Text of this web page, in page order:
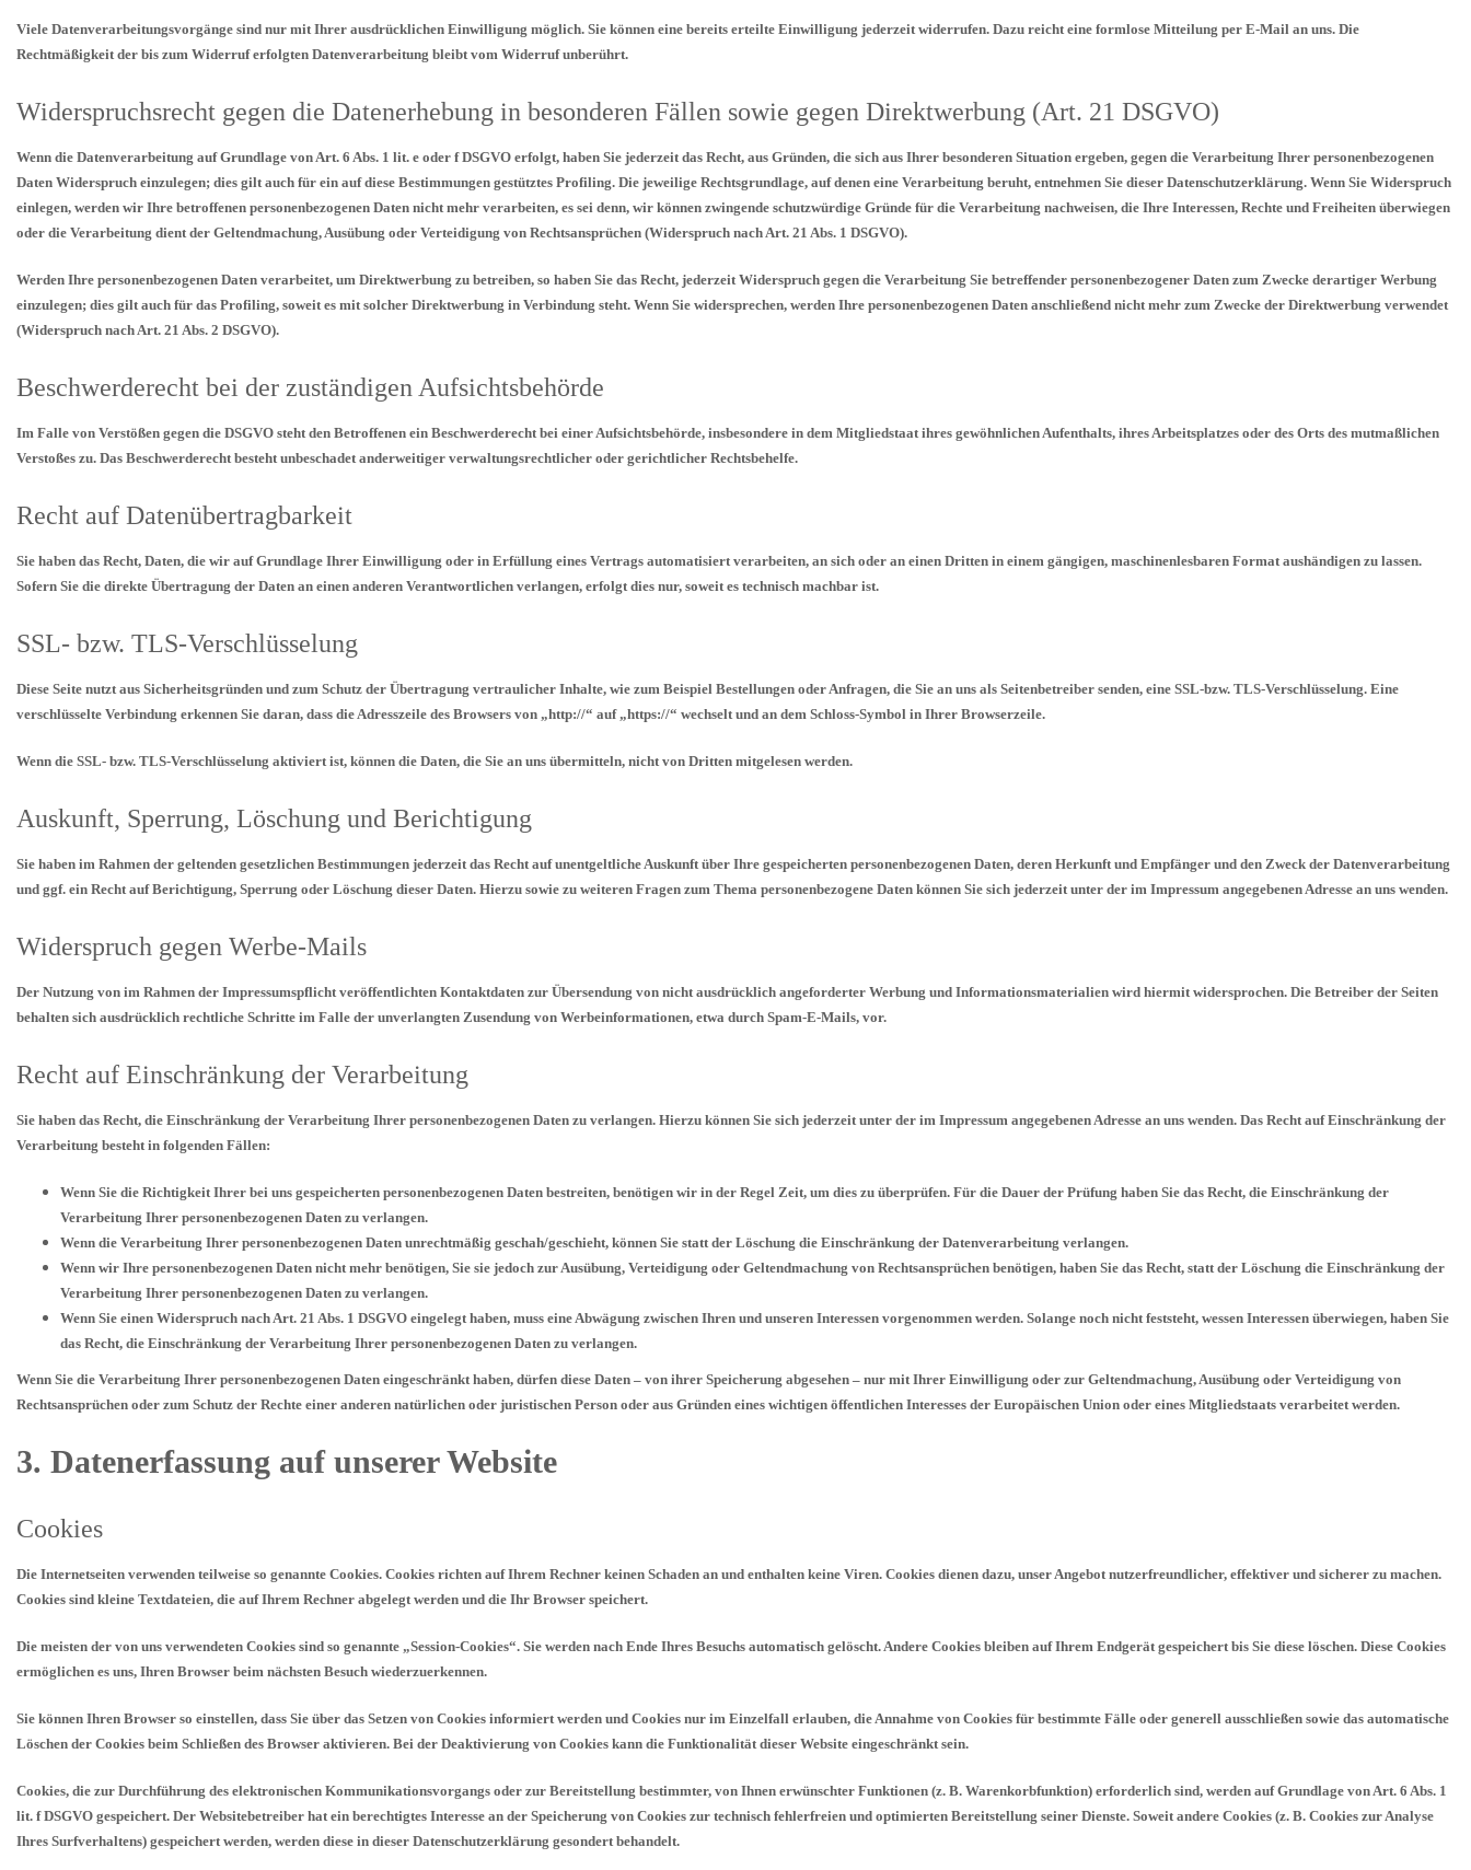
Viele Datenverarbeitungsvorgänge sind nur mit Ihrer ausdrücklichen Einwilligung möglich. Sie können eine bereits erteilte Einwilligung jederzeit widerrufen. Dazu reicht eine formlose Mitteilung per E-Mail an uns. Die
Rechtmäßigkeit der bis zum Widerruf erfolgten Datenverarbeitung bleibt vom Widerruf unberührt.
Widerspruchsrecht gegen die Datenerhebung in besonderen Fällen sowie gegen Direktwerbung (Art. 21 DSGVO)
Wenn die Datenverarbeitung auf Grundlage von Art. 6 Abs. 1 lit. e oder f DSGVO erfolgt, haben Sie jederzeit das Recht, aus Gründen, die sich aus Ihrer besonderen Situation ergeben, gegen die Verarbeitung Ihrer personenbezogenen
Daten Widerspruch einzulegen; dies gilt auch für ein auf diese Bestimmungen gestütztes Profiling. Die jeweilige Rechtsgrundlage, auf denen eine Verarbeitung beruht, entnehmen Sie dieser Datenschutzerklärung. Wenn Sie Widerspruch
einlegen, werden wir Ihre betroffenen personenbezogenen Daten nicht mehr verarbeiten, es sei denn, wir können zwingende schutzwürdige Gründe für die Verarbeitung nachweisen, die Ihre Interessen, Rechte und Freiheiten überwiegen
oder die Verarbeitung dient der Geltendmachung, Ausübung oder Verteidigung von Rechtsansprüchen (Widerspruch nach Art. 21 Abs. 1 DSGVO).
Werden Ihre personenbezogenen Daten verarbeitet, um Direktwerbung zu betreiben, so haben Sie das Recht, jederzeit Widerspruch gegen die Verarbeitung Sie betreffender personenbezogener Daten zum Zwecke derartiger Werbung
einzulegen; dies gilt auch für das Profiling, soweit es mit solcher Direktwerbung in Verbindung steht. Wenn Sie widersprechen, werden Ihre personenbezogenen Daten anschließend nicht mehr zum Zwecke der Direktwerbung verwendet
(Widerspruch nach Art. 21 Abs. 2 DSGVO).
Beschwerderecht bei der zuständigen Aufsichtsbehörde
Im Falle von Verstößen gegen die DSGVO steht den Betroffenen ein Beschwerderecht bei einer Aufsichtsbehörde, insbesondere in dem Mitgliedstaat ihres gewöhnlichen Aufenthalts, ihres Arbeitsplatzes oder des Orts des mutmaßlichen
Verstoßes zu. Das Beschwerderecht besteht unbeschadet anderweitiger verwaltungsrechtlicher oder gerichtlicher Rechtsbehelfe.
Recht auf Datenübertragbarkeit
Sie haben das Recht, Daten, die wir auf Grundlage Ihrer Einwilligung oder in Erfüllung eines Vertrags automatisiert verarbeiten, an sich oder an einen Dritten in einem gängigen, maschinenlesbaren Format aushändigen zu lassen.
Sofern Sie die direkte Übertragung der Daten an einen anderen Verantwortlichen verlangen, erfolgt dies nur, soweit es technisch machbar ist.
SSL- bzw. TLS-Verschlüsselung
Diese Seite nutzt aus Sicherheitsgründen und zum Schutz der Übertragung vertraulicher Inhalte, wie zum Beispiel Bestellungen oder Anfragen, die Sie an uns als Seitenbetreiber senden, eine SSL-bzw. TLS-Verschlüsselung. Eine
verschlüsselte Verbindung erkennen Sie daran, dass die Adresszeile des Browsers von „http://“ auf „https://“ wechselt und an dem Schloss-Symbol in Ihrer Browserzeile.
Wenn die SSL- bzw. TLS-Verschlüsselung aktiviert ist, können die Daten, die Sie an uns übermitteln, nicht von Dritten mitgelesen werden.
Auskunft, Sperrung, Löschung und Berichtigung
Sie haben im Rahmen der geltenden gesetzlichen Bestimmungen jederzeit das Recht auf unentgeltliche Auskunft über Ihre gespeicherten personenbezogenen Daten, deren Herkunft und Empfänger und den Zweck der Datenverarbeitung
und ggf. ein Recht auf Berichtigung, Sperrung oder Löschung dieser Daten. Hierzu sowie zu weiteren Fragen zum Thema personenbezogene Daten können Sie sich jederzeit unter der im Impressum angegebenen Adresse an uns wenden.
Widerspruch gegen Werbe-Mails
Der Nutzung von im Rahmen der Impressumspflicht veröffentlichten Kontaktdaten zur Übersendung von nicht ausdrücklich angeforderter Werbung und Informationsmaterialien wird hiermit widersprochen. Die Betreiber der Seiten
behalten sich ausdrücklich rechtliche Schritte im Falle der unverlangten Zusendung von Werbeinformationen, etwa durch Spam-E-Mails, vor.
Recht auf Einschränkung der Verarbeitung
Sie haben das Recht, die Einschränkung der Verarbeitung Ihrer personenbezogenen Daten zu verlangen. Hierzu können Sie sich jederzeit unter der im Impressum angegebenen Adresse an uns wenden. Das Recht auf Einschränkung der
Verarbeitung besteht in folgenden Fällen:
Wenn Sie die Richtigkeit Ihrer bei uns gespeicherten personenbezogenen Daten bestreiten, benötigen wir in der Regel Zeit, um dies zu überprüfen. Für die Dauer der Prüfung haben Sie das Recht, die Einschränkung der
Verarbeitung Ihrer personenbezogenen Daten zu verlangen.
Wenn die Verarbeitung Ihrer personenbezogenen Daten unrechtmäßig geschah/geschieht, können Sie statt der Löschung die Einschränkung der Datenverarbeitung verlangen.
Wenn wir Ihre personenbezogenen Daten nicht mehr benötigen, Sie sie jedoch zur Ausübung, Verteidigung oder Geltendmachung von Rechtsansprüchen benötigen, haben Sie das Recht, statt der Löschung die Einschränkung der
Verarbeitung Ihrer personenbezogenen Daten zu verlangen.
Wenn Sie einen Widerspruch nach Art. 21 Abs. 1 DSGVO eingelegt haben, muss eine Abwägung zwischen Ihren und unseren Interessen vorgenommen werden. Solange noch nicht feststeht, wessen Interessen überwiegen, haben Sie
das Recht, die Einschränkung der Verarbeitung Ihrer personenbezogenen Daten zu verlangen.
Wenn Sie die Verarbeitung Ihrer personenbezogenen Daten eingeschränkt haben, dürfen diese Daten – von ihrer Speicherung abgesehen – nur mit Ihrer Einwilligung oder zur Geltendmachung, Ausübung oder Verteidigung von
Rechtsansprüchen oder zum Schutz der Rechte einer anderen natürlichen oder juristischen Person oder aus Gründen eines wichtigen öffentlichen Interesses der Europäischen Union oder eines Mitgliedstaats verarbeitet werden.
3. Datenerfassung auf unserer Website
Cookies
Die Internetseiten verwenden teilweise so genannte Cookies. Cookies richten auf Ihrem Rechner keinen Schaden an und enthalten keine Viren. Cookies dienen dazu, unser Angebot nutzerfreundlicher, effektiver und sicherer zu machen.
Cookies sind kleine Textdateien, die auf Ihrem Rechner abgelegt werden und die Ihr Browser speichert.
Die meisten der von uns verwendeten Cookies sind so genannte „Session-Cookies“. Sie werden nach Ende Ihres Besuchs automatisch gelöscht. Andere Cookies bleiben auf Ihrem Endgerät gespeichert bis Sie diese löschen. Diese Cookies
ermöglichen es uns, Ihren Browser beim nächsten Besuch wiederzuerkennen.
Sie können Ihren Browser so einstellen, dass Sie über das Setzen von Cookies informiert werden und Cookies nur im Einzelfall erlauben, die Annahme von Cookies für bestimmte Fälle oder generell ausschließen sowie das automatische
Löschen der Cookies beim Schließen des Browser aktivieren. Bei der Deaktivierung von Cookies kann die Funktionalität dieser Website eingeschränkt sein.
Cookies, die zur Durchführung des elektronischen Kommunikationsvorgangs oder zur Bereitstellung bestimmter, von Ihnen erwünschter Funktionen (z. B. Warenkorbfunktion) erforderlich sind, werden auf Grundlage von Art. 6 Abs. 1
lit. f DSGVO gespeichert. Der Websitebetreiber hat ein berechtigtes Interesse an der Speicherung von Cookies zur technisch fehlerfreien und optimierten Bereitstellung seiner Dienste. Soweit andere Cookies (z. B. Cookies zur Analyse
Ihres Surfverhaltens) gespeichert werden, werden diese in dieser Datenschutzerklärung gesondert behandelt.